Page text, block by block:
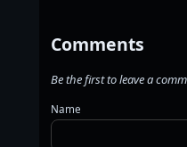
Comments
Be the first to leave a
Name